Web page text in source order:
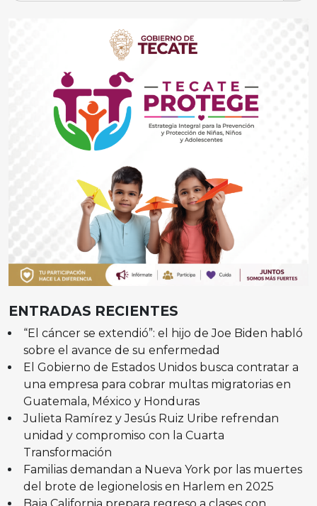
ENTRADAS RECIENTES
“El cáncer se extendió”: el hijo de Joe Biden habló
sobre el avance de su enfermedad
El Gobierno de Estados Unidos busca contratar a
una empresa para cobrar multas migratorias en
Guatemala, México y Honduras
Julieta Ramírez y Jesús Ruiz Uribe refrendan
unidad y compromiso con la Cuarta
Transformación
Familias demandan a Nueva York por las muertes
del brote de legionelosis en Harlem en 2025